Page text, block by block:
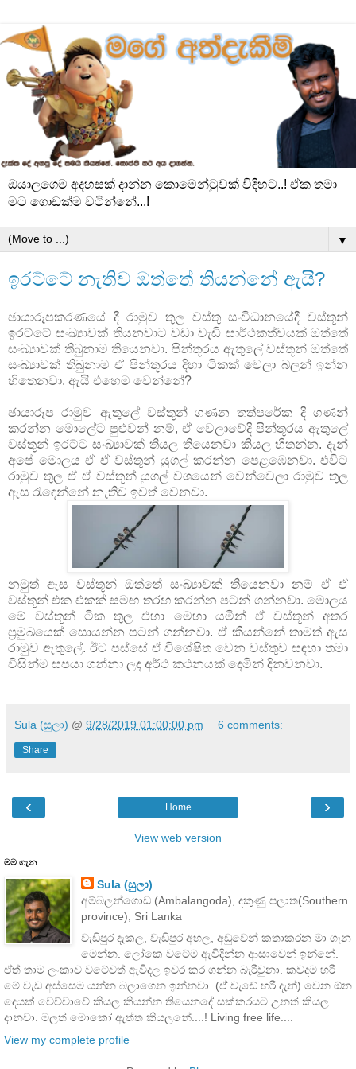
ඔයාලගෙම අදහසක් දාන්න කොමෙන්ටුවක් විදිහට..! ඒක තමා
මට ගොඩක්ම වටින්නේ...!
▼
ඉරට්ටේ නැතිව ඔත්තේ තියන්නේ ඇයි?
ඡායාරූපකරණයේ දී රාමුව තුල වස්තු සංවිධානයේදී වස්තූන්
ඉරට්ටේ සංඛ්‍යාවක් තියනවාට වඩා වැඩි සාර්ථකත්වයක් ඔත්තේ
සංඛ්‍යාවක් තිබුනාම තියෙනවා. පින්තූරය ඇතුලේ වස්තූන් ඔත්තේ
සංඛ්‍යාවක් තිබුනාම ඒ පින්තූරය දිහා ටිකක් වෙලා බලන් ඉන්න
හිතෙනවා. ඇයි එහෙම වෙන්නේ?
ඡායාරූප රාමුව ඇතුලේ වස්තූන් ගණන තත්පරේක දී ගණන්
කරන්න මොලේට පුළුවන් නම්, ඒ වෙලාවේදී පින්තූරය ඇතුලේ
වස්තූන් ඉරට්ට සංඛ්‍යාවක් තියල තියෙනවා කියල හිතන්න. දැන්
අපේ මොලය ඒ ඒ වස්තූන් යුගල් කරන්න පෙළඹෙනවා. එවිට
රාමුව තුල ඒ ඒ වස්තූන් යුගල් වශයෙන් වෙන්වෙලා රාමුව තුල
ඇස රැඳෙන්නේ නැතිව ඉවත් වෙනවා.
නමුත් ඇස වස්තූන් ඔත්තේ සංඛ්‍යාවක් තියෙනවා නම් ඒ ඒ
වස්තූන් එක එකක් සමඟ තරඟ කරන්න පටන් ගන්නවා. මොලය
මේ වස්තූන් ටික තුල එහා මෙහා යමින් ඒ වස්තූන් අතර
ප්‍රමුඛයෙක් සොයන්න පටන් ගන්නවා. ඒ කියන්නේ තාමත් ඇස
රාමුව ඇතුලේ. ඊට පස්සේ ඒ විශේෂිත වෙන වස්තුව සඳහා තමා
විසින්ම සපයා ගන්නා ලද අර්ථ කථනයක් දෙමින් දිනවනවා.
Sula (සුලා) @ 9/28/2019 01:00:00 pm 6 comments:
Share
‹ ›
Home
View web version
මම ගැන
Sula (සුලා)
අම්බලන්ගොඩ (Ambalangoda), දකුණු පලාත(Southern
province), Sri Lanka
වැඩිපුර දැකල, වැඩිපුර අහල, අඩුවෙන් කතාකරන මා ගැන
මෙන්න. ලෝකෙ වටේම ඇවිදින්න ආසාවෙන් ඉන්නේ.
ඒත් තාම ලංකාව වටේවත් ඇවිදල ඉවර කර ගන්න බැරිවුනා. කවදම හරි
මේ වැඩ අස්සෙම යන්න බලාගෙන ඉන්නවා. (ඒ් වැඩේ හරි දැන්) වෙන ඕන
දෙයක් වෙච්චාවේ කියල කියන්න තියෙනදේ සක්කරයට උනත් කියල
දානවා. මලත් මොකෝ ඇත්ත කියලනේ....! Living free life....
View my complete profile